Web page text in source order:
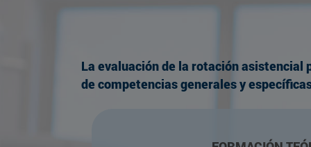
La evaluación de la rotación
de competencias generales y